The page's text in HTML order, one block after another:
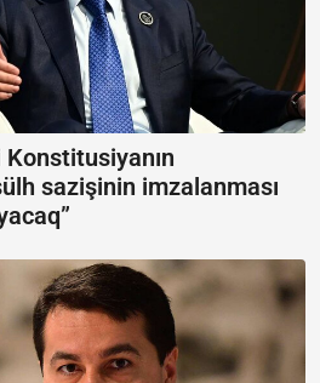
sazişinin imzalanması